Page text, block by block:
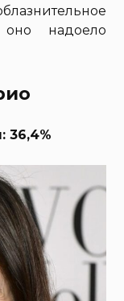
надоело
36,4%